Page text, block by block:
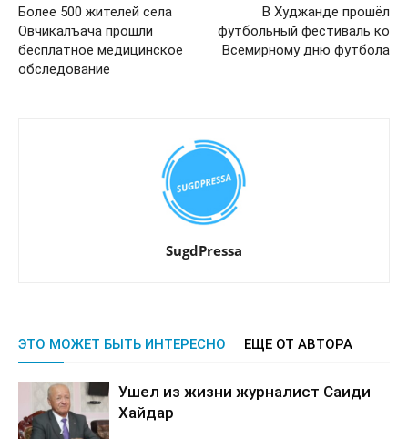
Более 500 жителей села
Овчикалъача прошли
бесплатное медицинское
обследование
В Худжанде прошёл
футбольный фестиваль ко
Всемирному дню футбола
SugdPressa
ЭТО МОЖЕТ БЫТЬ ИНТЕРЕСНО ЕЩЕ ОТ АВТОРА
Ушел из жизни журналист Саиди
Хайдар